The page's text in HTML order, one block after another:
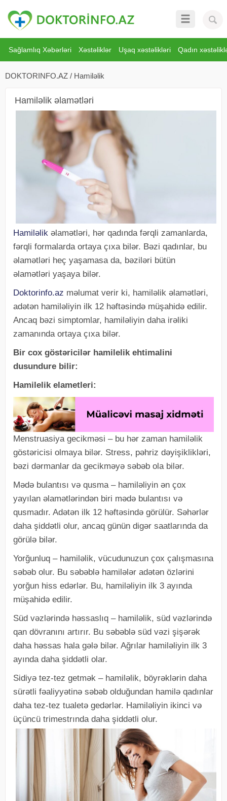
Sağlamlıq Xəbərləri Xəstəliklər Uşaq xəstəlikləri Qadın
DOKTORINFO.AZ / Hamiləlik
Hamiləlik əlamətləri
Hamiləlik əlamətləri, hər qadında fərqli zamanlarda,
fərqli formalarda ortaya çıxa bilər. Bəzi qadınlar, bu
əlamətləri heç yaşamasa da, bəziləri bütün
əlamətləri yaşaya bilər.
Doktorinfo.az məlumat verir ki, hamiləlik əlamətləri,
adətən hamiləliyin ilk 12 həftəsində müşahidə edilir.
Ancaq bəzi simptomlar, hamiləliyin daha irəliki
zamanında ortaya çıxa bilər.
Bir cox göstəricilər hamilelik ehtimalini
dusundure bilir:
Hamilelik elametleri:
Menstruasiya gecikməsi – bu hər zaman hamiləlik
göstəricisi olmaya bilər. Stress, pəhriz dəyişiklikləri,
bəzi dərmanlar da gecikməyə səbəb ola bilər.
Mədə bulantısı və qusma – hamiləliyin ən çox
yayılan əlamətlərindən biri mədə bulantısı və
qusmadır. Adətən ilk 12 həftəsində görülür. Səhərlər
daha şiddətli olur, ancaq günün digər saatlarında da
görülə bilər.
Yorğunluq – hamiləlik, vücudunuzun çox çalışmasına
səbəb olur. Bu səbəblə hamilələr adətən özlərini
yorğun hiss edərlər. Bu, hamiləliyin ilk 3 ayında
müşahidə edilir.
Süd vəzlərində həssaslıq – hamiləlik, süd vəzlərində
qan dövranını artırır. Bu səbəblə süd vəzi şişərək
daha həssas hala gələ bilər. Ağrılar hamiləliyin ilk 3
ayında daha şiddətli olar.
Sidiyə tez-tez getmək – hamiləlik, böyrəklərin daha
sürətli fəaliyyətinə səbəb olduğundan hamilə qadınlar
daha tez-tez tualetə gedərlər. Hamiləliyin ikinci və
üçüncü trimestrında daha şiddətli olur.